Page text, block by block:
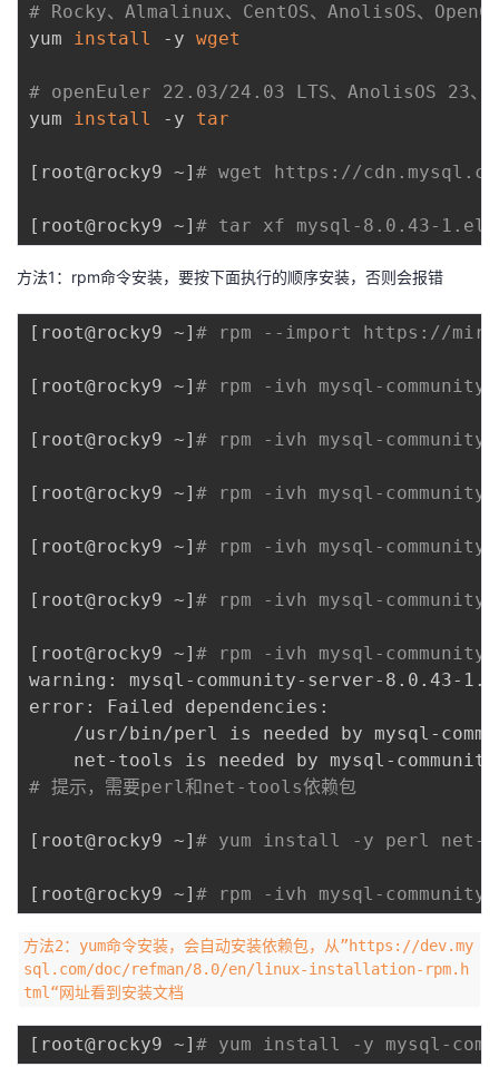
# Rocky、Almalinux、CentOS、AnolisOS、
yum install -y wget
# openEuler 22.03/24.03 LTS、AnolisOS 23、
yum install -y tar
[ root@rocky9 ~] # wget https://
[ root@rocky9 ~] # tar xf mysql-8.0.43-
方法1：rpm命令安装，要按下面执行的顺序安装，否则会报错
[ root@rocky9 ~] # rpm --import https://
[ root@rocky9 ~] # rpm -ivh mysql-
[ root@rocky9 ~] # rpm -ivh mysql-
[ root@rocky9 ~] # rpm -ivh mysql-
[ root@rocky9 ~] # rpm -ivh mysql-
[ root@rocky9 ~] # rpm -ivh mysql-
[ root@rocky9 ~] # rpm -ivh mysql-
warning: mysql-community-server-8.0.43-
error: Failed dependencies:
# 提示，需要perl和net-tools依赖包
[ root@rocky9 ~] # yum install -y perl net-
[ root@rocky9 ~] # rpm -ivh mysql-
方法2：yum命令安装，会自动安装依赖包，从”https://dev.my
sql.com/doc/refman/8.0/en/linux-installation-rpm.h
tml“网址看到安装文档
[ root@rocky9 ~] # yum install -y mysql-